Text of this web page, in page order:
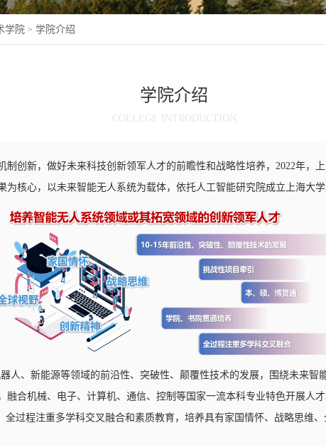
学院 > 学院介绍
学院介绍
COLLEGE INTRODUCTION
制创新，做好未来科技创新领军人才的前瞻性和战略性培养，2022年，
为核心，以未来智能无人系统为载体，依托人工智能研究院成立上海大学
人、新能源等领域的前沿性、突破性、颠覆性技术的发展，围绕未来智
融合机械、电子、计算机、通信、控制等国家一流本科专业特色开展人
全过程注重多学科交叉融合和素质教育，培养具有家国情怀、战略思维